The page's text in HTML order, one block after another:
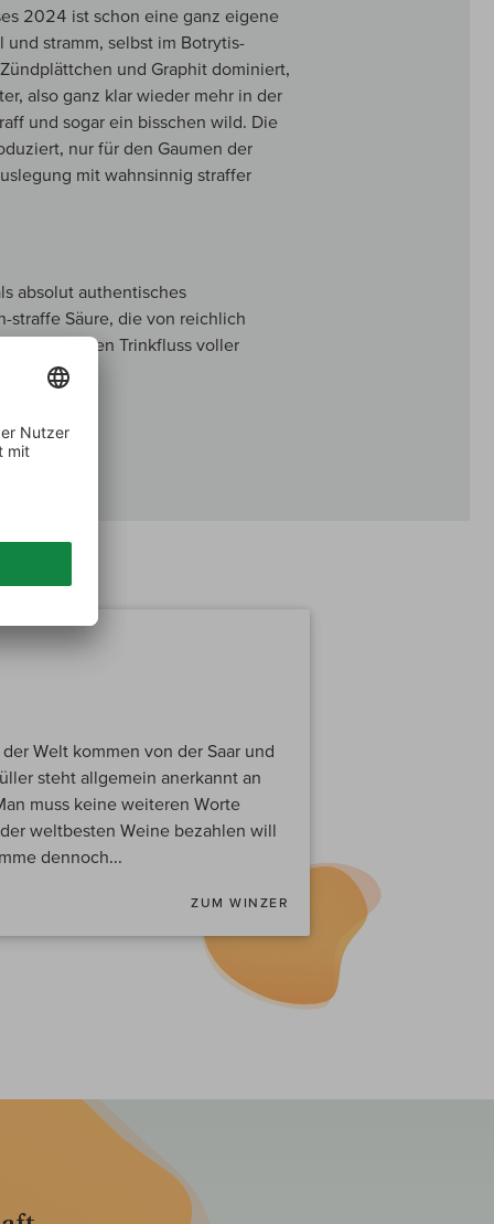
2024 ist schon eine ganz eigene
stramm, selbst im Botrytis-
und Graphit dominiert,
also ganz klar wieder mehr in der
und sogar ein bisschen wild. Die
nur für den Gaumen der
mit wahnsinnig straffer
absolut authentisches
straffe Säure, die von reichlich
Trinkfluss voller
Welt kommen von der Saar und
steht allgemein anerkannt an
muss keine weiteren Worte
weltbesten Weine bezahlen will
dennoch...
ZUM WINZER